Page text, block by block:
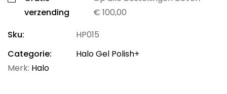
verzending
€ 100,00
Sku:
HP015
Categorie:
Halo Gel Polish+
Merk: Halo